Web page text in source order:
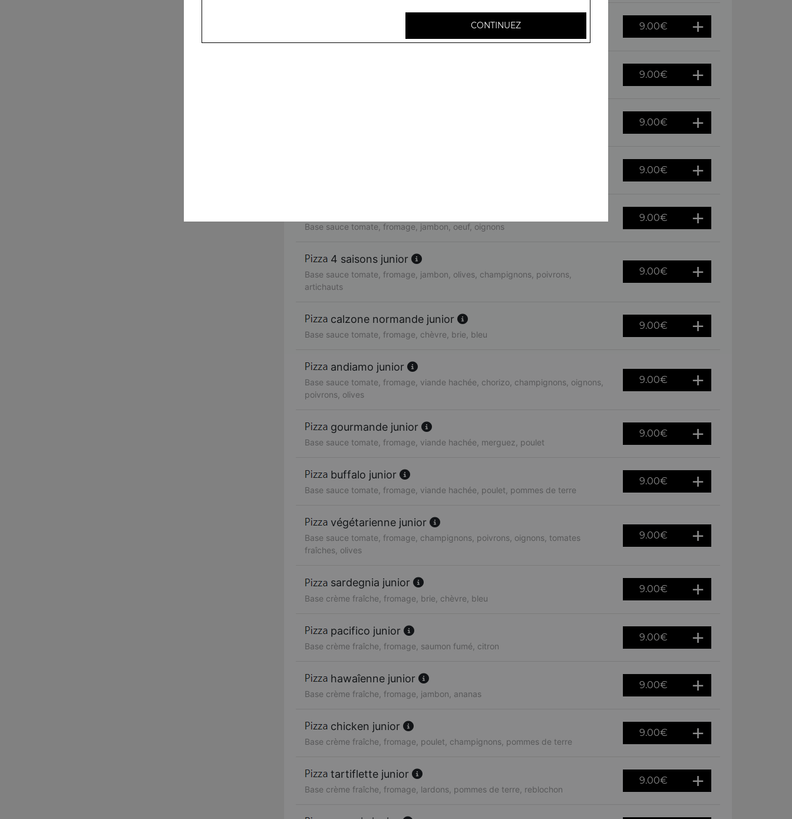
9.00€
9.00€
9.00€
9.00€
Base sauce tomate, fromage, jambon, oeuf, oignons
9.00€
4 saisons junior
Base sauce tomate, fromage, jambon, olives, champignons, poivrons,
artichauts
9.00€
calzone normande junior
Base sauce tomate, fromage, chèvre, brie, bleu
9.00€
andiamo junior
Base sauce tomate, fromage, viande hachée, chorizo, champignons, oignons,
poivrons, olives
9.00€
gourmande junior
Base sauce tomate, fromage, viande hachée, merguez, poulet
9.00€
buffalo junior
Base sauce tomate, fromage, viande hachée, poulet, pommes de terre
9.00€
végétarienne junior
Base sauce tomate, fromage, champignons, poivrons, oignons, tomates
fraîches, olives
9.00€
sardegnia junior
Base crème fraîche, fromage, brie, chèvre, bleu
9.00€
pacifico junior
Base crème fraîche, fromage, saumon fumé, citron
9.00€
hawaîenne junior
Base crème fraîche, fromage, jambon, ananas
9.00€
chicken junior
Base crème fraîche, fromage, poulet, champignons, pommes de terre
9.00€
tartiflette junior
Base crème fraîche, fromage, lardons, pommes de terre, reblochon
9.00€
CONTINUEZ